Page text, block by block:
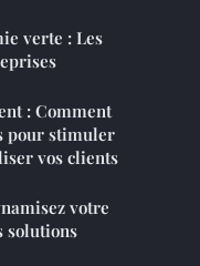
verte : Les
: Comment
pour stimuler
vos clients
votre
solutions